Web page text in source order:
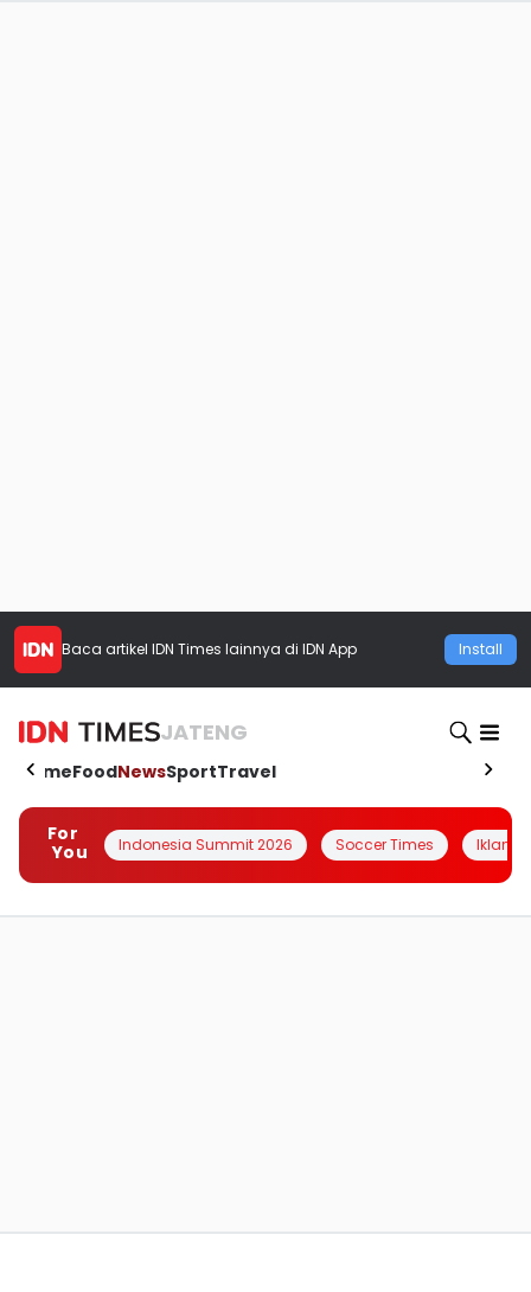
Baca artikel IDN Times lainnya di IDN App Install
JATENG
HomeFoodNewsSportTravel
For
You
Indonesia Summit 2026 Soccer Times Iklanin